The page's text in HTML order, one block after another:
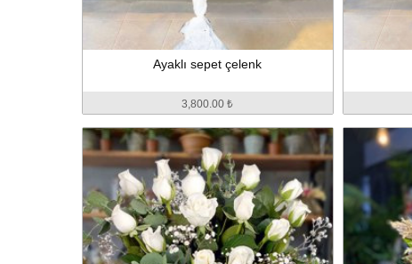
Ayaklı sepet çelenk
3,800.00 ₺